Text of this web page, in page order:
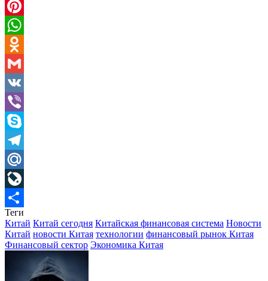
Twitter
Pinterest
WhatsApp
Odnoklassniki
Gmail
VK
Viber
Skype
Telegram
Mail.Ru
LiveJournal
Отправить
Теги
Китай Китай сегодня Китайская финансовая система Новости
Китай новости Китая технологии финансовый рынок Китая
Финансовый сектор Экономика Китая